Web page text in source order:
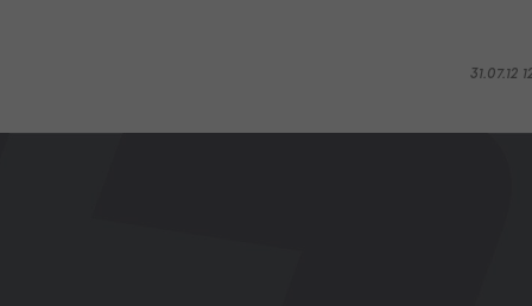
31.07.12